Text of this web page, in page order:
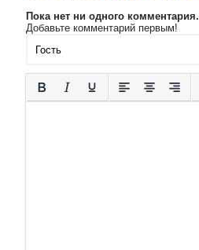
Пока нет ни одного комментария.
Добавьте комментарий первым!